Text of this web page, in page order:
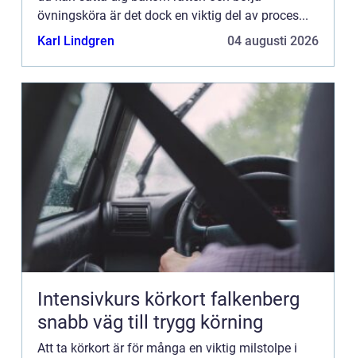
övningsköra är det dock en viktig del av proces...
Karl Lindgren
04 augusti 2026
Intensivkurs körkort falkenberg
snabb väg till trygg körning
Att ta körkort är för många en viktig milstolpe i